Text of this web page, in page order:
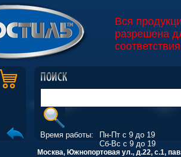
Вся
разрешена
Время работы:
Пн-Пт с 9 до 19
Сб-Вс с 9 до 19
Москва, Южнопортовая ул., д.22, с.1,